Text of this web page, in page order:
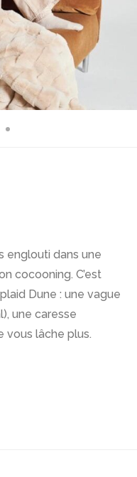
englouti dans une
cocooning. C’est
Dune : une vague
une caresse
vous lâche plus.